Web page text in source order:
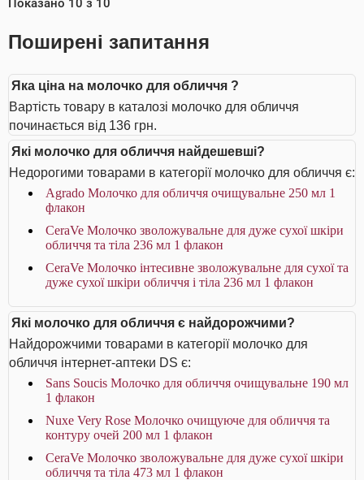
Показано 10 з 10
Поширені запитання
Яка ціна на молочко для обличчя ?
Вартість товару в каталозі молочко для обличчя
починається від 136 грн.
Які молочко для обличчя найдешевші?
Недорогими товарами в категорії молочко для обличчя є:
Agrado Молочко для обличчя очищувальне 250 мл 1
флакон
CeraVe Молочко зволожувальне для дуже сухої шкіри
обличчя та тіла 236 мл 1 флакон
CeraVe Молочко інтесивне зволожувальне для сухої та
дуже сухої шкіри обличчя і тіла 236 мл 1 флакон
Які молочко для обличчя є найдорожчими?
Найдорожчими товарами в категорії молочко для
обличчя інтернет-аптеки DS є:
Sans Soucis Молочко для обличчя очищувальне 190 мл
1 флакон
Nuxe Very Rose Молочко очищуюче для обличчя та
контуру очей 200 мл 1 флакон
CeraVe Молочко зволожувальне для дуже сухої шкіри
обличчя та тіла 473 мл 1 флакон